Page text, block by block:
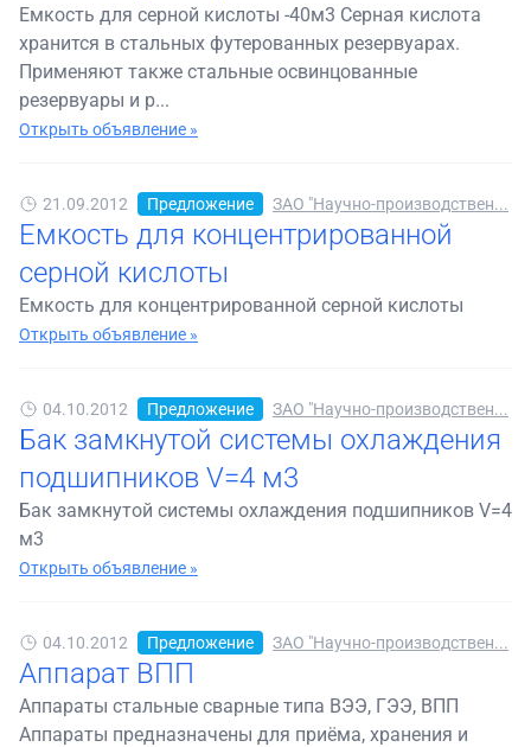
Емкость для серной кислоты -40м3 Серная кислота
хранится в стальных футерованных резервуарах.
Применяют также стальные освинцованные
резервуары и р...
Открыть объявление »
21.09.2012 Предложение ЗАО "Научно-производствен...
Емкость для концентрированной
серной кислоты
Емкость для концентрированной серной кислоты
Открыть объявление »
04.10.2012 Предложение ЗАО "Научно-производствен...
Бак замкнутой системы охлаждения
подшипников V=4 м3
Бак замкнутой системы охлаждения подшипников V=4
м3
Открыть объявление »
04.10.2012 Предложение ЗАО "Научно-производствен...
Аппарат ВПП
Аппараты стальные сварные типа ВЭЭ, ГЭЭ, ВПП
Аппараты предназначены для приёма, хранения и